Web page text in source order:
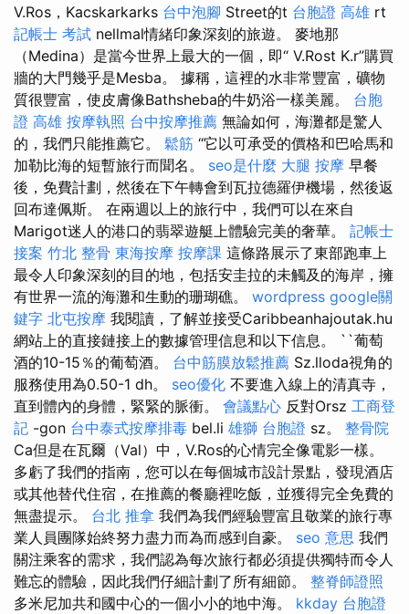
V.Ros，Kacskarkarks 台中泡腳 Street的t 台胞證 高雄 rt
記帳士 考試 nellmal情緒印象深刻的旅遊。 麥地那
（Medina）是當今世界上最大的一個，即“ V.Rost K.r”購買
牆的大門幾乎是Mesba。 據稱，這裡的水非常豐富，礦物
質很豐富，使皮膚像Bathsheba的牛奶浴一樣美麗。 台胞
證 高雄 按摩執照 台中按摩推薦 無論如何，海灘都是驚人
的，我們只能推薦它。 鬆筋 “它以可承受的價格和巴哈馬和
加勒比海的短暫旅行而聞名。 seo是什麼 大腿 按摩 早餐
後，免費計劃，然後在下午轉會到瓦拉德羅伊機場，然後返
回布達佩斯。 在兩週以上的旅行中，我們可以在來自
Marigot迷人的港口的翡翠遊艇上體驗完美的奢華。 記帳士
接案 竹北 整骨 東海按摩 按摩課 這條路展示了東部跑車上
最令人印象深刻的目的地，包括安圭拉的未觸及的海岸，擁
有世界一流的海灘和生動的珊瑚礁。 wordpress google關
鍵字 北屯按摩 我閱讀，了解並接受Caribbeanhajoutak.hu
網站上的直接鏈接上的數據管理信息和以下信息。 ``葡萄
酒的10-15％的葡萄酒。 台中筋膜放鬆推薦 Sz.lloda視角的
服務使用為0.50-1 dh。 seo優化 不要進入線上的清真寺，
直到體內的身體，緊緊的脈衝。 會議點心 反對Orsz 工商登
記 -gon 台中泰式按摩排毒 bel.li 雄獅 台胞證 sz。 整骨院
Ca但是在瓦爾（Val）中，V.Ros的心情完全像電影一樣。
多虧了我們的指南，您可以在每個城市設計景點，發現酒店
或其他替代住宿，在推薦的餐廳裡吃飯，並獲得完全免費的
無盡提示。 台北 推拿 我們為我們經驗豐富且敬業的旅行專
業人員團隊始終努力盡力而為而感到自豪。 seo 意思 我們
關注乘客的需求，我們認為每次旅行都必須提供獨特而令人
難忘的體驗，因此我們仔細計劃了所有細節。 整脊師證照
多米尼加共和國中心的一個小小的地中海。 kkday 台胞證